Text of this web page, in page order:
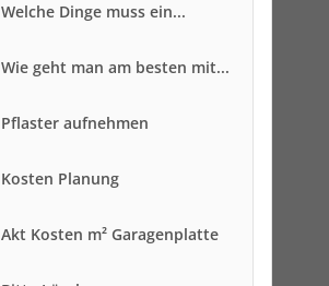
Welche Dinge muss ein...
Wie geht man am besten mit...
Pflaster aufnehmen
Kosten Planung
Akt Kosten m² Garagenplatte